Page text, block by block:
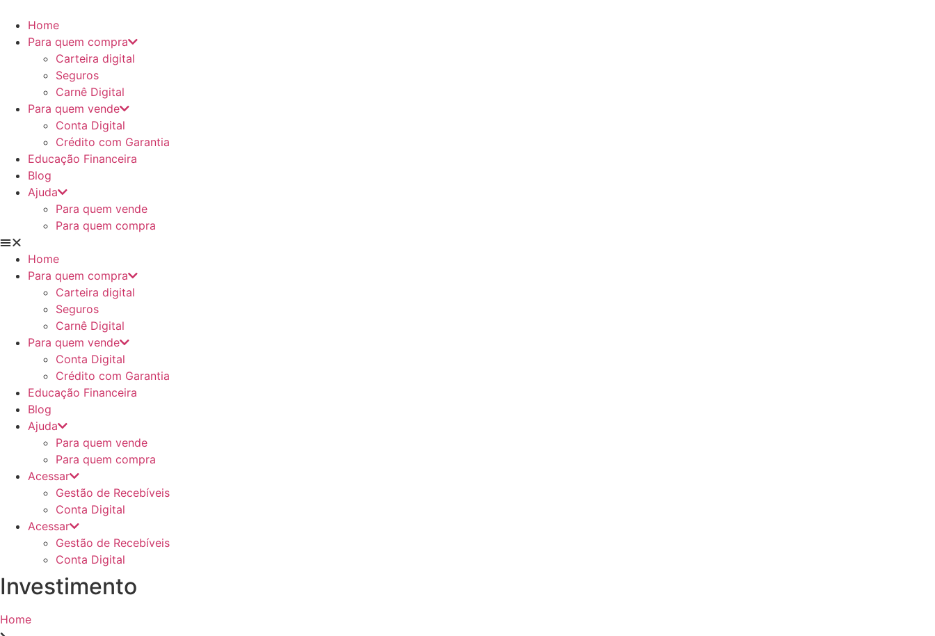
para
conteúdo
Home
Para quem compra
Carteira digital
Seguros
Carnê Digital
Para quem vende
Conta Digital
Crédito com Garantia
Educação Financeira
Blog
Ajuda
Para quem vende
Para quem compra
Home
Para quem compra
Carteira digital
Seguros
Carnê Digital
Para quem vende
Conta Digital
Crédito com Garantia
Educação Financeira
Blog
Ajuda
Para quem vende
Para quem compra
Acessar
Gestão de Recebíveis
Conta Digital
Acessar
Gestão de Recebíveis
Conta Digital
Investimento
Home